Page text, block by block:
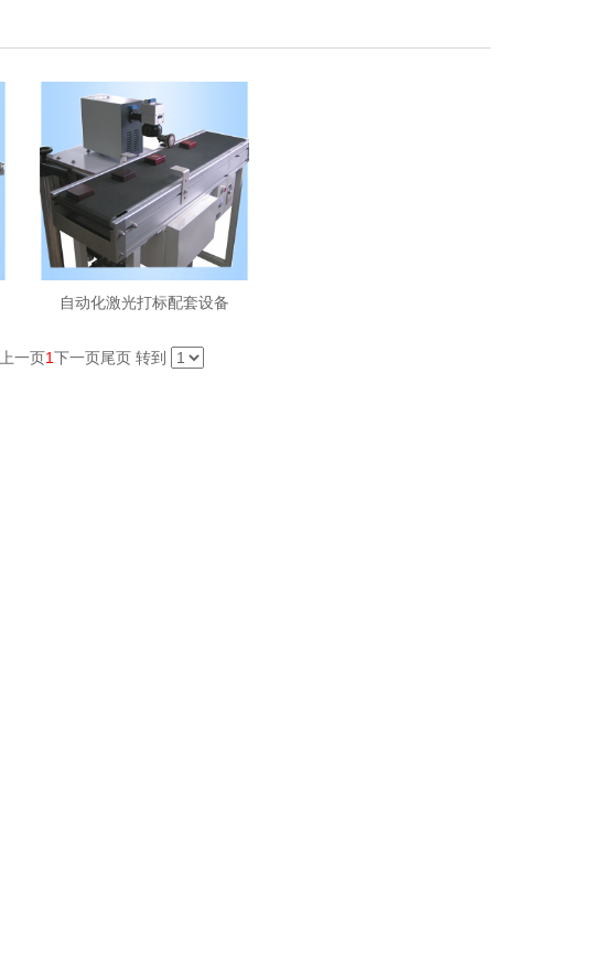
自动化激光打标配套设备
上一页1下一页尾页 转到